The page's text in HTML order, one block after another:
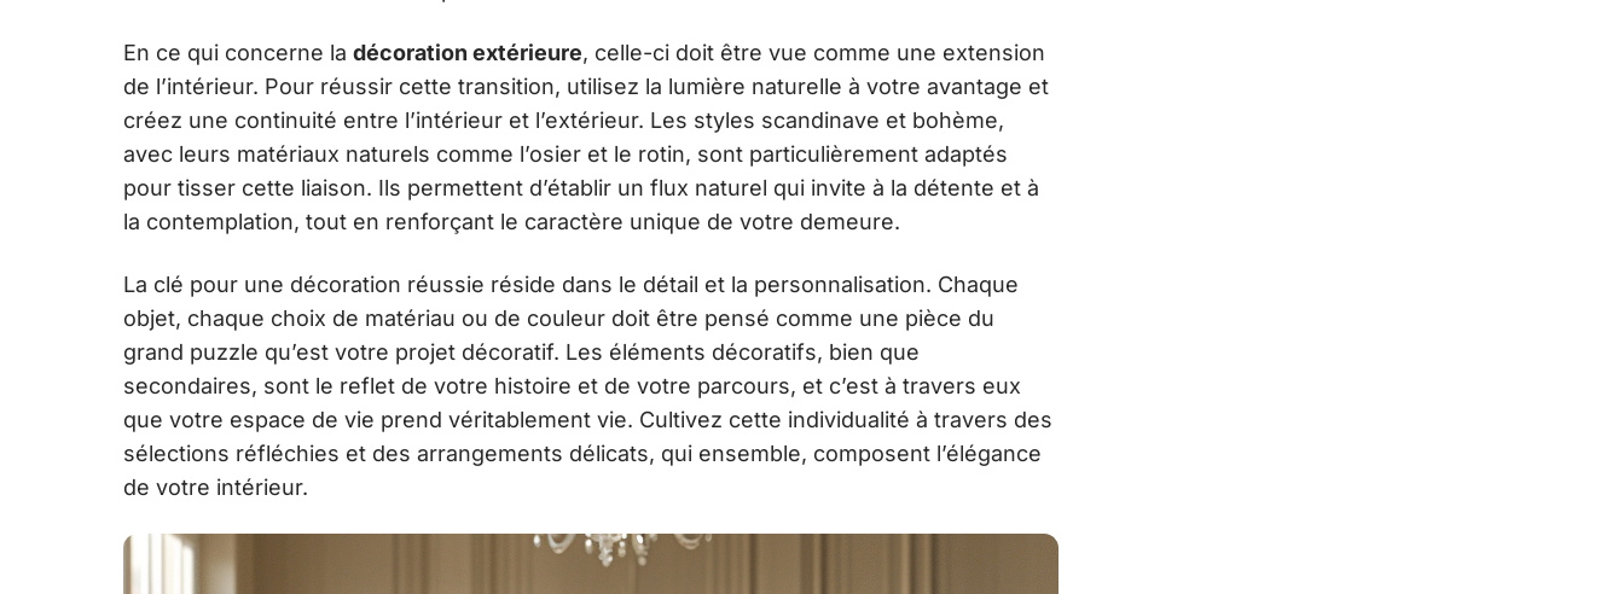
En ce qui concerne la décoration extérieure, celle-ci doit être vue comme une extension
de l’intérieur. Pour réussir cette transition, utilisez la lumière naturelle à votre avantage et
créez une continuité entre l’intérieur et l’extérieur. Les styles scandinave et bohème,
avec leurs matériaux naturels comme l’osier et le rotin, sont particulièrement adaptés
pour tisser cette liaison. Ils permettent d’établir un flux naturel qui invite à la détente et à
la contemplation, tout en renforçant le caractère unique de votre demeure.
La clé pour une décoration réussie réside dans le détail et la personnalisation. Chaque
objet, chaque choix de matériau ou de couleur doit être pensé comme une pièce du
grand puzzle qu’est votre projet décoratif. Les éléments décoratifs, bien que
secondaires, sont le reflet de votre histoire et de votre parcours, et c’est à travers eux
que votre espace de vie prend véritablement vie. Cultivez cette individualité à travers des
sélections réfléchies et des arrangements délicats, qui ensemble, composent l’élégance
de votre intérieur.